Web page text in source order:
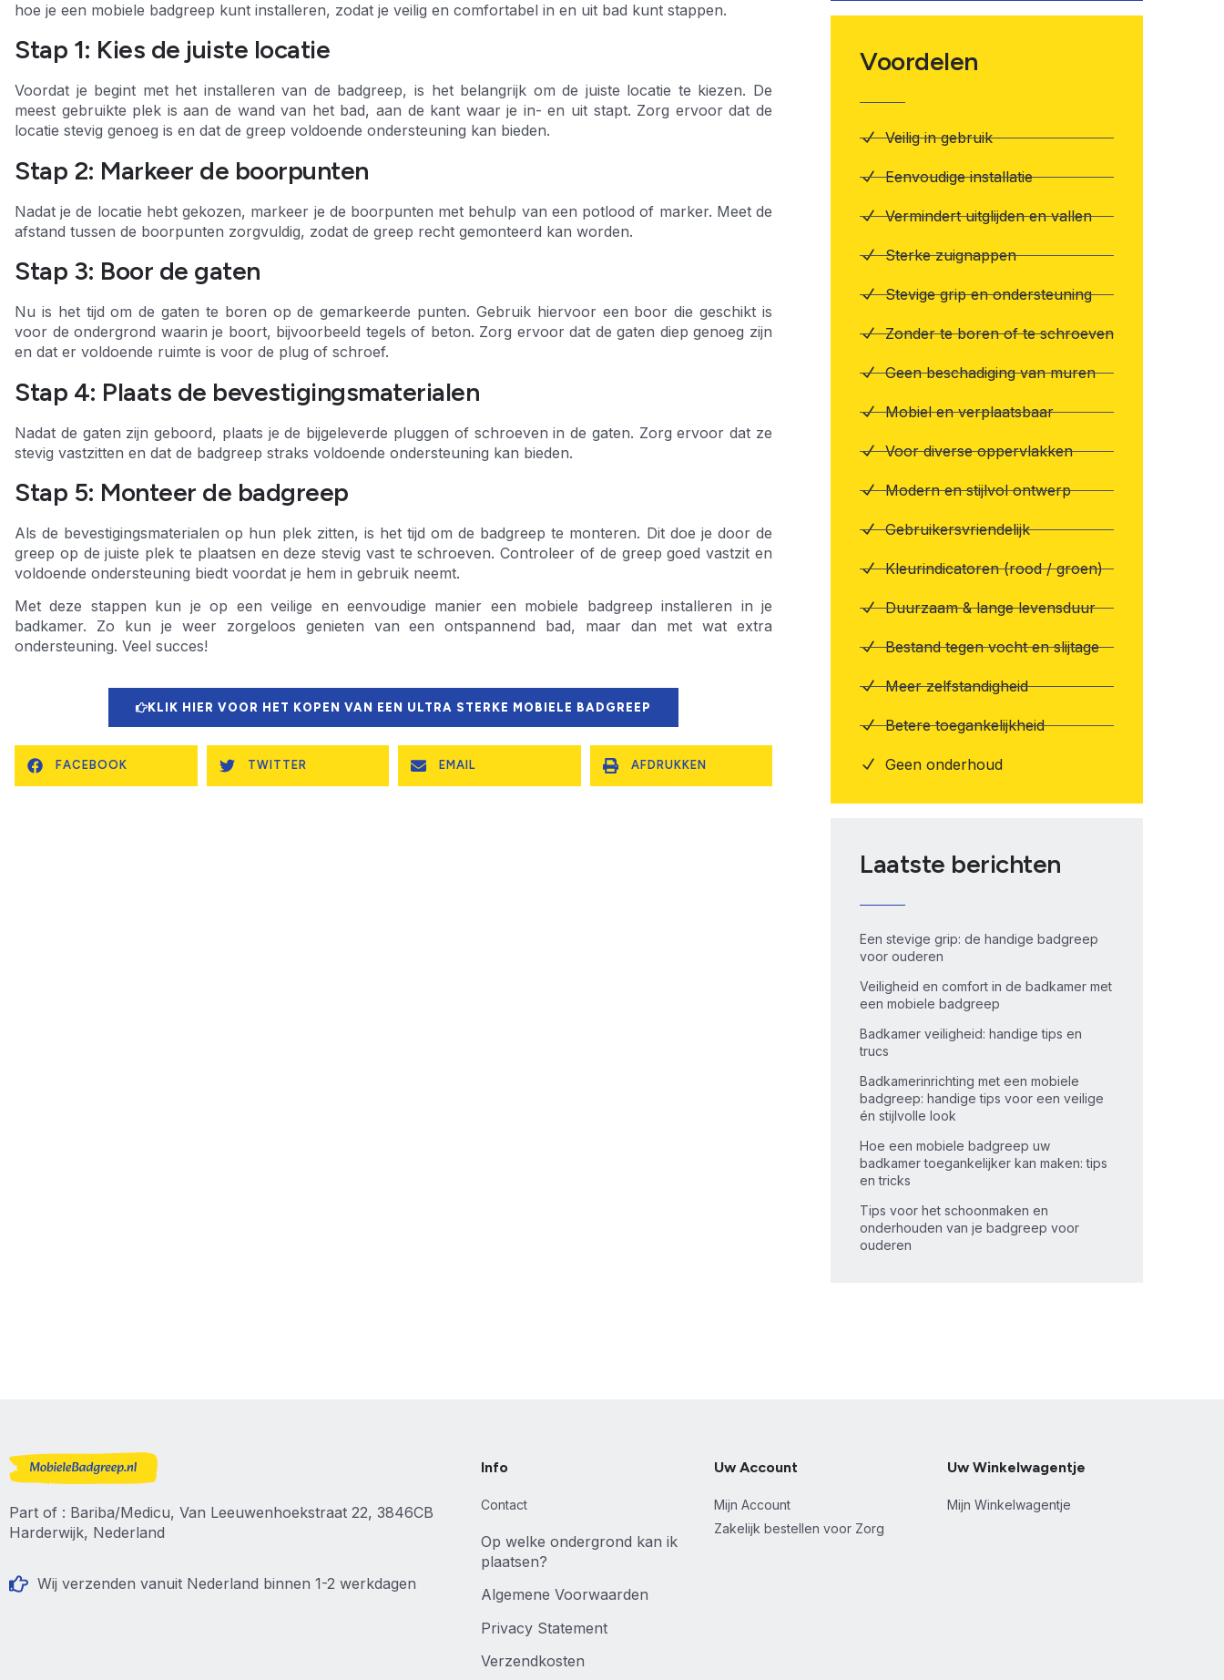
hoe je een mobiele badgreep kunt installeren, zodat je veilig en comfortabel in en uit bad kunt stappen.
Stap 1: Kies de juiste locatie
Voordat je begint met het installeren van de badgreep, is het belangrijk om de juiste locatie te kiezen. De
meest gebruikte plek is aan de wand van het bad, aan de kant waar je in- en uit stapt. Zorg ervoor dat de
locatie stevig genoeg is en dat de greep voldoende ondersteuning kan bieden.
Stap 2: Markeer de boorpunten
Nadat je de locatie hebt gekozen, markeer je de boorpunten met behulp van een potlood of marker. Meet de
afstand tussen de boorpunten zorgvuldig, zodat de greep recht gemonteerd kan worden.
Stap 3: Boor de gaten
Nu is het tijd om de gaten te boren op de gemarkeerde punten. Gebruik hiervoor een boor die geschikt is
voor de ondergrond waarin je boort, bijvoorbeeld tegels of beton. Zorg ervoor dat de gaten diep genoeg zijn
en dat er voldoende ruimte is voor de plug of schroef.
Stap 4: Plaats de bevestigingsmaterialen
Nadat de gaten zijn geboord, plaats je de bijgeleverde pluggen of schroeven in de gaten. Zorg ervoor dat ze
stevig vastzitten en dat de badgreep straks voldoende ondersteuning kan bieden.
Stap 5: Monteer de badgreep
Als de bevestigingsmaterialen op hun plek zitten, is het tijd om de badgreep te monteren. Dit doe je door de
greep op de juiste plek te plaatsen en deze stevig vast te schroeven. Controleer of de greep goed vastzit en
voldoende ondersteuning biedt voordat je hem in gebruik neemt.
Met deze stappen kun je op een veilige en eenvoudige manier een mobiele badgreep installeren in je
badkamer. Zo kun je weer zorgeloos genieten van een ontspannend bad, maar dan met wat extra
ondersteuning. Veel succes!
KLIK HIER VOOR HET KOPEN VAN EEN ULTRA STERKE MOBIELE BADGREEP
FACEBOOK TWITTER EMAIL AFDRUKKEN
Voordelen
Veilig in gebruik
Eenvoudige installatie
Vermindert uitglijden en vallen
Sterke zuignappen
Stevige grip en ondersteuning
Zonder te boren of te schroeven
Geen beschadiging van muren
Mobiel en verplaatsbaar
Voor diverse oppervlakken
Modern en stijlvol ontwerp
Gebruikersvriendelijk
Kleurindicatoren (rood / groen)
Duurzaam & lange levensduur
Bestand tegen vocht en slijtage
Meer zelfstandigheid
Betere toegankelijkheid
Geen onderhoud
Laatste berichten
Een stevige grip: de handige badgreep
voor ouderen
Veiligheid en comfort in de badkamer met
een mobiele badgreep
Badkamer veiligheid: handige tips en
trucs
Badkamerinrichting met een mobiele
badgreep: handige tips voor een veilige
én stijlvolle look
Hoe een mobiele badgreep uw
badkamer toegankelijker kan maken: tips
en tricks
Tips voor het schoonmaken en
onderhouden van je badgreep voor
ouderen
Part of : Bariba/Medicu, Van Leeuwenhoekstraat 22, 3846CB
Harderwijk, Nederland
Wij verzenden vanuit Nederland binnen 1-2 werkdagen
Info
Contact
Op welke ondergrond kan ik
plaatsen?
Algemene Voorwaarden
Privacy Statement
Verzendkosten
Uw Account
Mijn Account
Zakelijk bestellen voor Zorg
Uw Winkelwagentje
Mijn Winkelwagentje